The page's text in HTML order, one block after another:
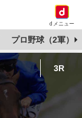
dメニュー
プロ野球（2軍）
3R